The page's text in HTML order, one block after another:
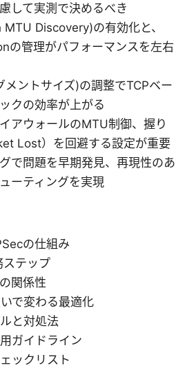
して実測で決めるべき
Discovery)の有効化と、
の管理がパフォーマンスを左右
メントサイズ)の調整でTCPベー
クの効率が上がる
アウォールのMTU制御、握り
Lost）を回避する設定が重要
で問題を早期発見、再現性のあ
ーティングを実現
の仕組み
テップ
関係性
で変わる最適化
と対処法
ガイドライン
ックリスト